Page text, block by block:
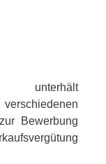
unterhält
Bewerbung